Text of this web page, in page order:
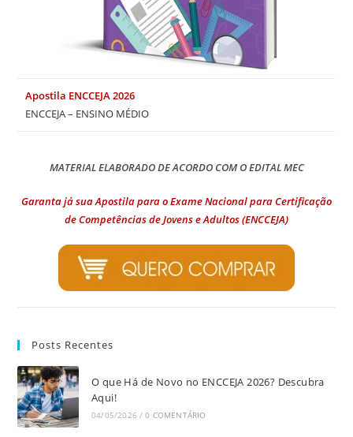
Apostila ENCCEJA 2026
ENCCEJA – ENSINO MÉDIO
MATERIAL ELABORADO DE ACORDO COM O EDITAL MEC
Garanta já sua Apostila para o Exame Nacional para Certificação
de Competências de Jovens e Adultos (ENCCEJA)
Posts Recentes
O que Há de Novo no ENCCEJA 2026? Descubra
Aqui!
04/05/2026 / 0 COMENTÁRIO